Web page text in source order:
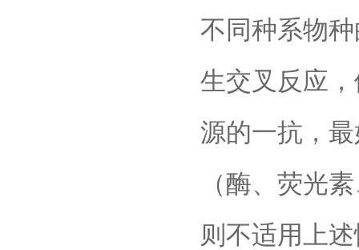
不同种系物
生交叉反应
源的一抗，
（酶、荧光
则不适用上